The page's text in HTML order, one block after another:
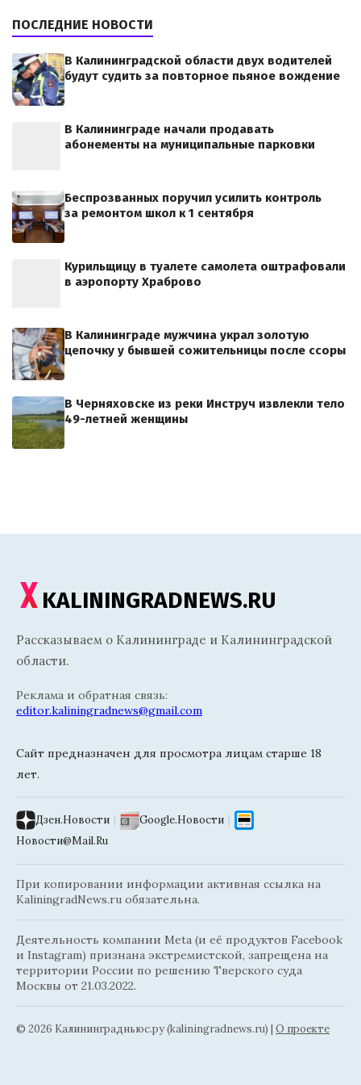
ПОСЛЕДНИЕ НОВОСТИ
В Калининградской области двух водителей
будут судить за повторное пьяное вождение
В Калининграде начали продавать
абонементы на муниципальные парковки
Беспрозванных поручил усилить контроль
за ремонтом школ к 1 сентября
Курильщицу в туалете самолета оштрафовали
в аэропорту Храброво
В Калининграде мужчина украл золотую
цепочку у бывшей сожительницы после ссоры
В Черняховске из реки Инструч извлекли тело
49-летней женщины
KALININGRADNEWS.RU
Рассказываем о Калининграде и Калининградской
области.
Реклама и обратная связь:
editor.kaliningradnews@gmail.com
Сайт предназначен для просмотра лицам старше 18
лет.
Дзен.Новости | Google.Новости |
Новости@Mail.Ru
При копировании информации активная ссылка на
KaliningradNews.ru обязательна.
Деятельность компании Meta (и её продуктов Facebook
и Instagram) признана экстремистской, запрещена на
территории России по решению Тверского суда
Москвы от 21.03.2022.
© 2026 Калининградньюc.ру (kaliningradnews.ru) | О проекте